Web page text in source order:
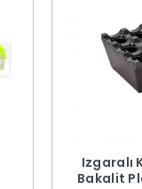
Izgaralı
Bakalit